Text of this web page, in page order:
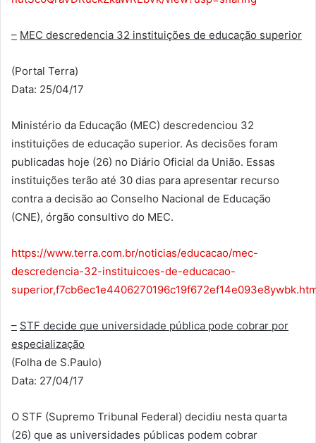
– MEC descredencia 32 instituições de educação superior
(Portal Terra)
Data: 25/04/17
Ministério da Educação (MEC) descredenciou 32
instituições de educação superior. As decisões foram
publicadas hoje (26) no Diário Oficial da União. Essas
instituições terão até 30 dias para apresentar recurso
contra a decisão ao Conselho Nacional de Educação
(CNE), órgão consultivo do MEC.
https://www.terra.com.br/noticias/educacao/mec-
descredencia-32-instituicoes-de-educacao-
– STF decide que universidade pública pode cobrar por
especialização
(Folha de S.Paulo)
Data: 27/04/17
O STF (Supremo Tribunal Federal) decidiu nesta quarta
(26) que as universidades públicas podem cobrar